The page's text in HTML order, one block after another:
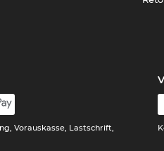
Vorauskasse, Lastschrift,